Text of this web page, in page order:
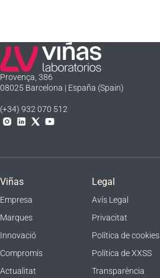
Laboratorios Viñas
Provença, 386
08025 Barcelona | España (Spain)
(+34) 932 070 512
Instagram
Linkedln
X YouTube
Viñas
Empresa
Marques
Innovació
Compromís
Actualitat
Legal
Avís Legal
Privacitat
Política de cookies
Política de XXSS
Transparència